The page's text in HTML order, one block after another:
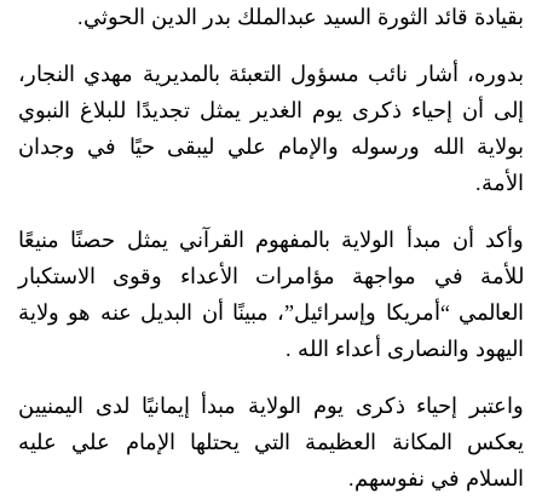
بقيادة قائد الثورة السيد عبدالملك بدر الدين الحوثي.
بدوره، أشار نائب مسؤول التعبئة بالمديرية مهدي النجار،
إلى أن إحياء ذكرى يوم الغدير يمثل تجديدًا للبلاغ النبوي
بولاية الله ورسوله والإمام علي ليبقى حيًا في وجدان
الأمة.
وأكد أن مبدأ الولاية بالمفهوم القرآني يمثل حصنًا منيعًا
للأمة في مواجهة مؤامرات الأعداء وقوى الاستكبار
العالمي “أمريكا وإسرائيل”، مبينًا أن البديل عنه هو ولاية
اليهود والنصارى أعداء الله .
واعتبر إحياء ذكرى يوم الولاية مبدأ إيمانيًا لدى اليمنيين
يعكس المكانة العظيمة التي يحتلها الإمام علي عليه
السلام في نفوسهم.